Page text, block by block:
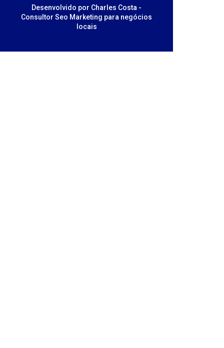
Desenvolvido por Charles Costa -
Consultor Seo Marketing para negócios
locais